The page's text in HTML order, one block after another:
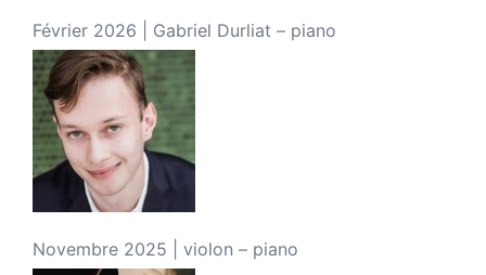
Février 2026 | Gabriel Durliat – piano
Novembre 2025 | violon – piano